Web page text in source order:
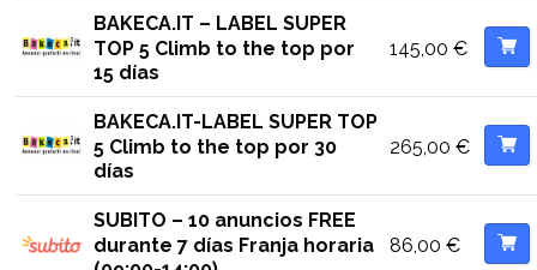
BAKECA.IT – LABEL SUPER
TOP 5 Climb to the top por
15 días
145,00 €
BAKECA.IT-LABEL SUPER TOP
5 Climb to the top por 30
días
265,00 €
SUBITO – 10 anuncios FREE
durante 7 días Franja horaria
86,00 €